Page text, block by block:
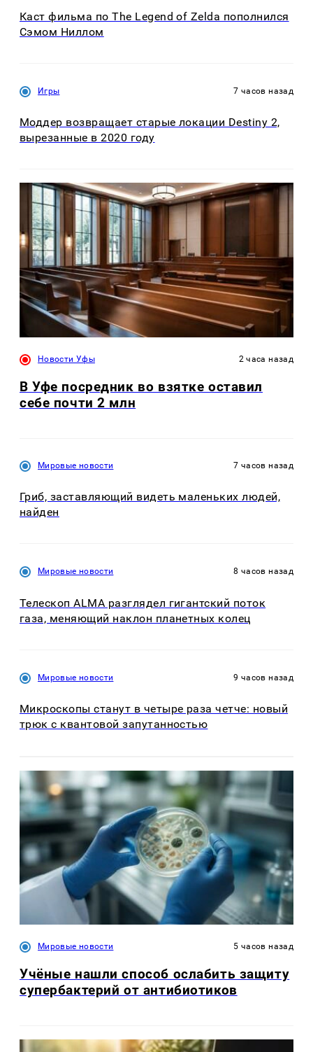
Каст фильма по The Legend of Zelda пополнился
Сэмом Ниллом
Игры 7 часов назад
Моддер возвращает старые локации Destiny 2,
вырезанные в 2020 году
Новости Уфы 2 часа назад
В Уфе посредник во взятке оставил
себе почти 2 млн
Мировые новости 7 часов назад
Гриб, заставляющий видеть маленьких людей,
найден
Мировые новости 8 часов назад
Телескоп ALMA разглядел гигантский поток
газа, меняющий наклон планетных колец
Мировые новости 9 часов назад
Микроскопы станут в четыре раза четче: новый
трюк с квантовой запутанностью
Мировые новости 5 часов назад
Учёные нашли способ ослабить защиту
супербактерий от антибиотиков